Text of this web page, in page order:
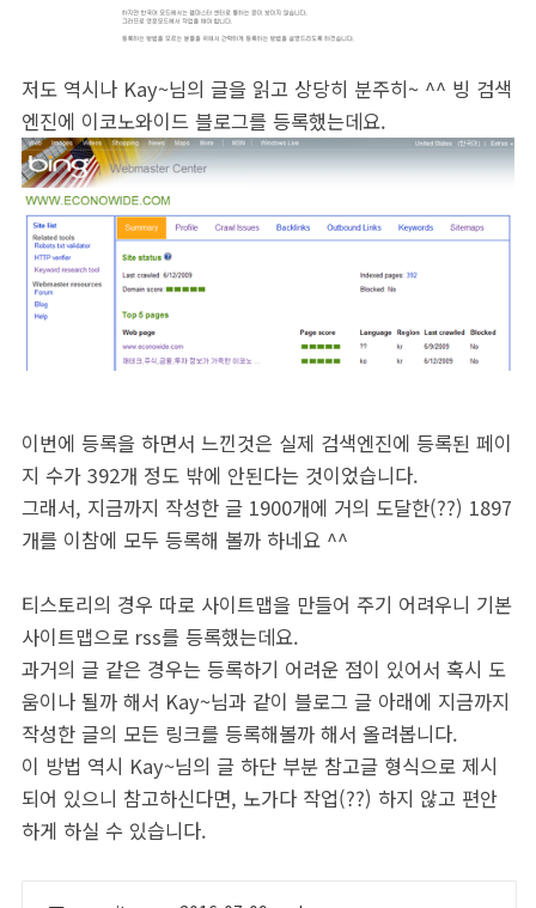
저도 역시나 Kay~님의 글을 읽고 상당히 분주히~ ^^ 빙 검색
엔진에 이코노와이드 블로그를 등록했는데요.
이번에 등록을 하면서 느낀것은 실제 검색엔진에 등록된 페이
지 수가 392개 정도 밖에 안된다는 것이었습니다.
그래서, 지금까지 작성한 글 1900개에 거의 도달한(??) 1897
개를 이참에 모두 등록해 볼까 하네요 ^^
티스토리의 경우 따로 사이트맵을 만들어 주기 어려우니 기본
사이트맵으로 rss를 등록했는데요.
과거의 글 같은 경우는 등록하기 어려운 점이 있어서 혹시 도
움이나 될까 해서 Kay~님과 같이 블로그 글 아래에 지금까지
작성한 글의 모든 링크를 등록해볼까 해서 올려봅니다.
이 방법 역시 Kay~님의 글 하단 부분 참고글 형식으로 제시
되어 있으니 참고하신다면, 노가다 작업(??) 하지 않고 편안
하게 하실 수 있습니다.